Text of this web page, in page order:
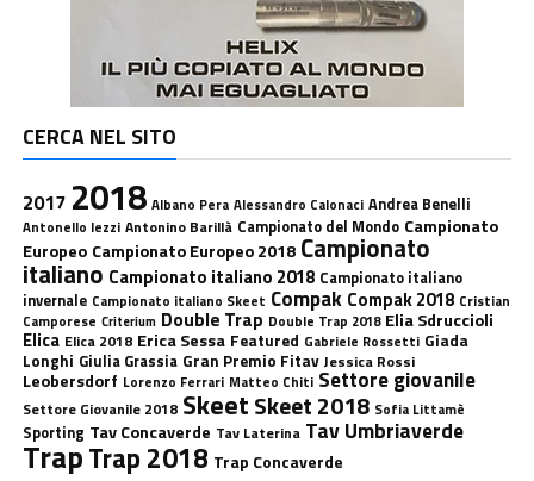
CERCA NEL SITO
2017 2018 Albano Pera Alessandro Calonaci Andrea Benelli
Antonello Iezzi Antonino Barillà Campionato del Mondo Campionato
Europeo Campionato Europeo 2018 Campionato
italiano Campionato italiano 2018 Campionato italiano
invernale Campionato italiano Skeet Compak Compak 2018 Cristian
Camporese Criterium Double Trap Double Trap 2018 Elia Sdruccioli
Elica Elica 2018 Erica Sessa Featured Gabriele Rossetti Giada
Longhi Giulia Grassia Gran Premio Fitav Jessica Rossi
Leobersdorf Lorenzo Ferrari Matteo Chiti Settore giovanile
Settore Giovanile 2018 SkeetSkeet 2018 Sofia Littamè
Sporting Tav Concaverde Tav Laterina Tav Umbriaverde
TrapTrap 2018 Trap Concaverde